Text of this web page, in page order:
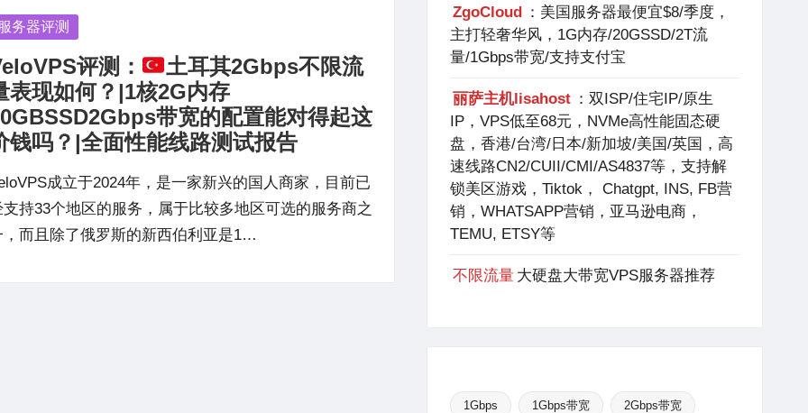
务器评测
评测：
土耳其2Gbps不限流
表现如何？|1核2G内存
带宽的配置能对得起这
钱吗？|全面性能线路测试报告
成立于2024年，是一家新兴的国人商家，目前已
支持33个地区的服务，属于比较多地区可选的服务商之
，而且除了俄罗斯的新西伯利亚是1…
ZgoCloud ：美国服务器最便宜$8/季度，
主打轻奢华风，1G内存/20GSSD/2T流
量/1Gbps带宽/支持支付宝
丽萨主机lisahost ：双ISP/住宅IP/原生
IP，VPS低至68元，NVMe高性能固态硬
盘，香港/台湾/日本/新加坡/美国/英国，高
速线路CN2/CUII/CMI/AS4837等，支持解
锁美区游戏，Tiktok， Chatgpt, INS, FB营
销，WHATSAPP营销，亚马逊电商，
TEMU, ETSY等
不限流量 大硬盘大带宽VPS服务器推荐
1Gbps 1Gbps带宽 2Gbps带宽